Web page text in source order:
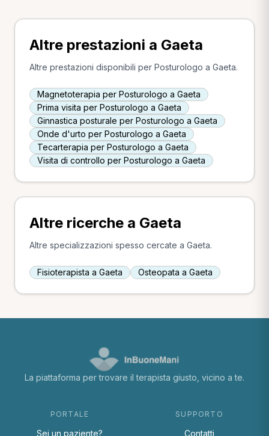
Altre prestazioni a Gaeta
Altre prestazioni disponibili per Posturologo a Gaeta.
Magnetoterapia per Posturologo a Gaeta
Prima visita per Posturologo a Gaeta
Ginnastica posturale per Posturologo a Gaeta
Onde d'urto per Posturologo a Gaeta
Tecarterapia per Posturologo a Gaeta
Visita di controllo per Posturologo a Gaeta
Altre ricerche a Gaeta
Altre specializzazioni spesso cercate a Gaeta.
Fisioterapista a Gaeta Osteopata a Gaeta
La piattaforma per trovare il terapista giusto, vicino a te.
PORTALE
Sei un paziente?
SUPPORTO
Contatti